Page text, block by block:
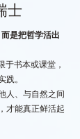
士
是把哲学活出
于书本或课堂，
。
人、与自然之间
才能真正鲜活起